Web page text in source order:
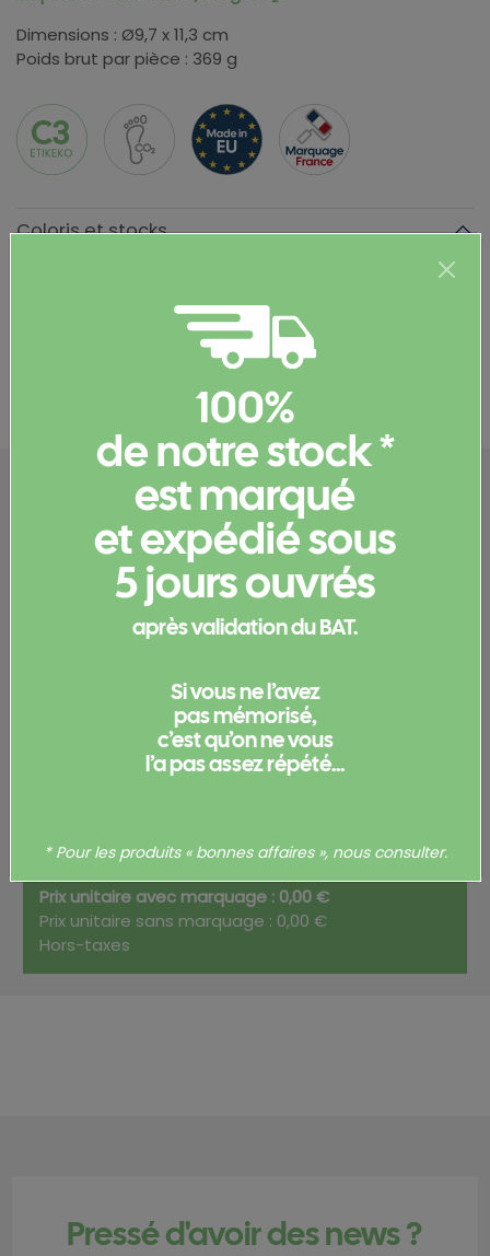
Dimensions : Ø9,7 x 11,3 cm
Poids brut par pièce : 369 g
Coloris et stocks
Informations complémentaires
Documents et certificats
Configurez votre
produit
vous connecterpour pouvoir obtenir un devis
et/ou commander votre produit.
Votre commande
€
Prix unitaire avec marquage : 0,00 €
Prix unitaire sans marquage : 0,00 €
Hors-taxes
Pressé d'avoir des news ?
100%
de notre stock *
est marqué
et expédié sous
5 jours ouvrés
après validation du BAT.
Si vous ne l’avez
pas mémorisé,
c’est qu’on ne vous
l’a pas assez répété...
* Pour les produits « bonnes affaires », nous consulter.